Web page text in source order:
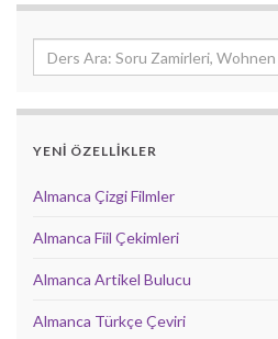
YENİ ÖZELLİKLER
Almanca Çizgi Filmler
Almanca Fiil Çekimleri
Almanca Artikel Bulucu
Almanca Türkçe Çeviri